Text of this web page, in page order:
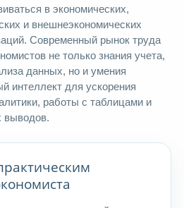
в экономических,
и внешнеэкономических
Современный рынок труда
не только знания учета,
данных, но и умения
интеллект для ускорения
работы с таблицами и
выводов.